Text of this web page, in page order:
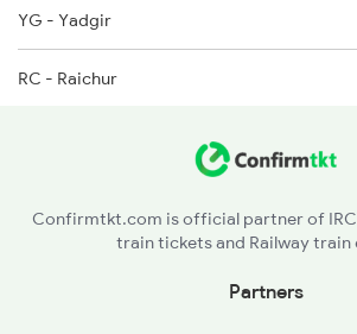
1017 Ltt Karaikal Spl
1018 Kik Ltt Spl
YG - Yadgir
RC - Raichur
MALM - Manthralayam Road
GY - Gooty Jn
Confirmtkt.com is official partner of
train tickets and Railway train
Partners